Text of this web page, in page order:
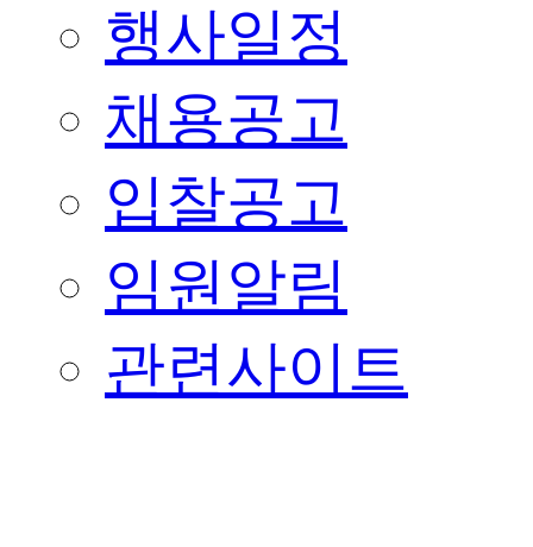
행사일정
채용공고
입찰공고
임원알림
관련사이트